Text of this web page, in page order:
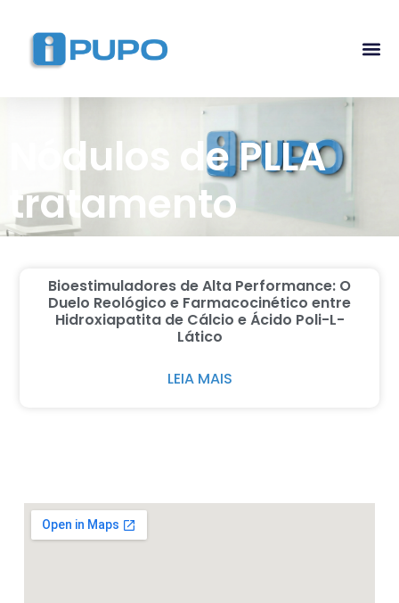
Nódulos de PLLA
tratamento
Bioestimuladores de Alta Performance: O
Duelo Reológico e Farmacocinético entre
Hidroxiapatita de Cálcio e Ácido Poli-L-
Lático
LEIA MAIS